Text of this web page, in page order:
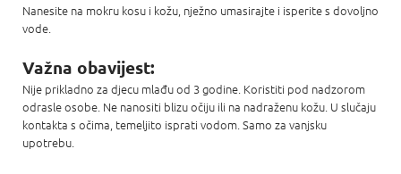
Nanesite na mokru kosu i kožu, nježno umasirajte i isperite s dovoljno
vode.
Važna obavijest:
Nije prikladno za djecu mlađu od 3 godine. Koristiti pod nadzorom
odrasle osobe. Ne nanositi blizu očiju ili na nadraženu kožu. U slučaju
kontakta s očima, temeljito isprati vodom. Samo za vanjsku
upotrebu.